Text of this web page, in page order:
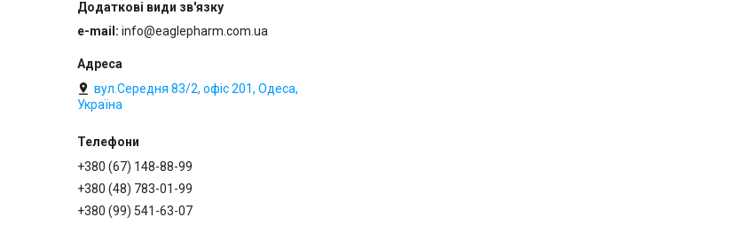
e-mail info@eaglepharm.com.ua
вул.Середня 83/2, офіс 201, Одеса,
Україна
+380 (67) 148-88-99
+380 (48) 783-01-99
+380 (99) 541-63-07